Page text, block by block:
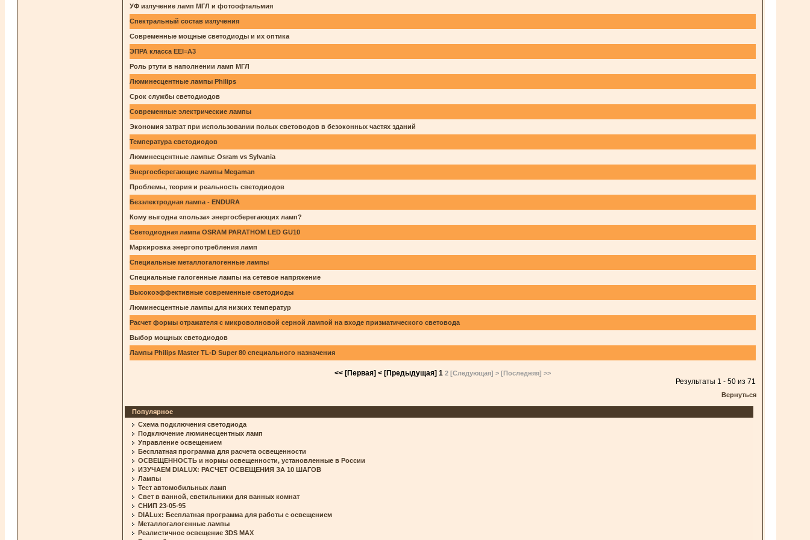
УФ излучение ламп МГЛ и фотоофтальмия
Спектральный состав излучения
Современные мощные светодиоды и их оптика
ЭПРА класса EEI=A3
Роль ртути в наполнении ламп МГЛ
Люминесцентные лампы Philips
Срок службы светодиодов
Современные электрические лампы
Экономия затрат при использовании полых световодов в безоконных частях зданий
Температура светодиодов
Люминесцентные лампы: Osram vs Sylvania
Энергосберегающие лампы Megaman
Проблемы, теория и реальность светодиодов
Безэлектродная лампа - ENDURA
Кому выгодна «польза» энергосберегающих ламп?
Светодиодная лампа OSRAM PARATHOM LED GU10
Маркировка энергопотребления ламп
Специальные металлогалогенные лампы
Специальные галогенные лампы на сетевое напряжение
Высокоэффективные современные светодиоды
Люминесцентные лампы для низких температур
Расчет формы отражателя с микроволновой серной лампой на входе призматического световода
Выбор мощных светодиодов
Лампы Philips Master TL-D Super 80 специального назначения
<< [Первая] < [Предыдущая] 1 2 [Следующая] > [Последняя] >>
Результаты 1 - 50 из 71
Вернуться
Популярное
Схема подключения светодиода
Подключение люминесцентных ламп
Управление освещением
Бесплатная программа для расчета освещенности
ОСВЕЩЕННОСТЬ и нормы освещенности, установленные в России
ИЗУЧАЕМ DIALUX: РАСЧЕТ ОСВЕЩЕНИЯ ЗА 10 ШАГОВ
Лампы
Тест автомобильных ламп
Свет в ванной, светильники для ванных комнат
СНИП 23-05-95
DIALux: Бесплатная программа для работы с освещением
Металлогалогенные лампы
Реалистичное освещение 3DS MAX